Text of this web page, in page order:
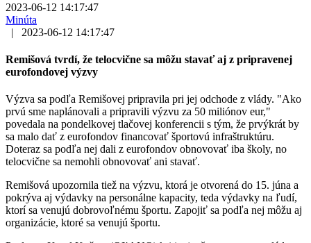
2023-06-12 14:17:47
Minúta
|
2023-06-12 14:17:47
Remišová tvrdí, že telocvične sa môžu stavať aj z pripravenej
eurofondovej výzvy
Výzva sa podľa Remišovej pripravila pri jej odchode z vlády. "Ako
prvú sme naplánovali a pripravili výzvu za 50 miliónov eur,"
povedala na pondelkovej tlačovej konferencii s tým, že prvýkrát by
sa malo dať z eurofondov financovať športovú infraštruktúru.
Doteraz sa podľa nej dali z eurofondov obnovovať iba školy, no
telocvične sa nemohli obnovovať ani stavať.
Remišová upozornila tiež na výzvu, ktorá je otvorená do 15. júna a
pokrýva aj výdavky na personálne kapacity, teda výdavky na ľudí,
ktorí sa venujú dobrovoľnému športu. Zapojiť sa podľa nej môžu aj
organizácie, ktoré sa venujú športu.